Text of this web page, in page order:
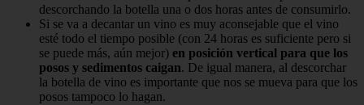
descorchando la botella una o dos horas antes de consumirlo.
Si se va a decantar un vino es muy aconsejable que el vino
esté todo el tiempo posible (con 24 horas es suficiente pero si
se puede más, aún mejor) en posición vertical para que los
posos y sedimentos caigan. De igual manera, al descorchar
la botella de vino es importante que nos se mueva para que los
posos tampoco lo hagan.